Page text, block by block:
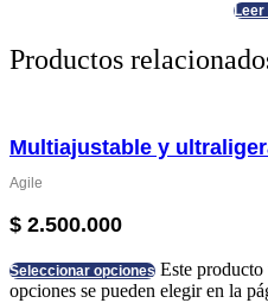
Leer
Productos
Multiajustable y
Agile
$ 2.500.000
Seleccionar opciones Este
opciones se pueden elegir en la